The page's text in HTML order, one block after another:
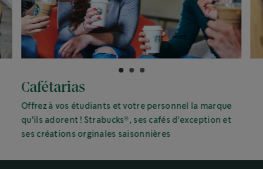
Cafétarias
Offrez à vos étudiants et votre personnel la marque
qu'ils adorent ! Strabucks® , ses cafés d'exception et
ses créations orginales saisonnières